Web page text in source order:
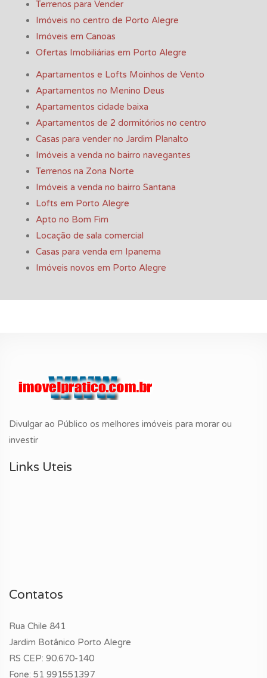
Terrenos para Vender
Imóveis no centro de Porto Alegre
Imóveis em Canoas
Ofertas Imobiliárias em Porto Alegre
Apartamentos e Lofts Moinhos de Vento
Apartamentos no Menino Deus
Apartamentos cidade baixa
Apartamentos de 2 dormitórios no centro
Casas para vender no Jardim Planalto
Imóveis a venda no bairro navegantes
Terrenos na Zona Norte
Imóveis a venda no bairro Santana
Lofts em Porto Alegre
Apto no Bom Fim
Locação de sala comercial
Casas para venda em Ipanema
Imóveis novos em Porto Alegre
Divulgar ao Público os melhores imóveis para morar ou
investir
Links Uteis
Contatos
Rua Chile 841
Jardim Botânico Porto Alegre
RS CEP: 90.670-140
Fone: 51 991551397